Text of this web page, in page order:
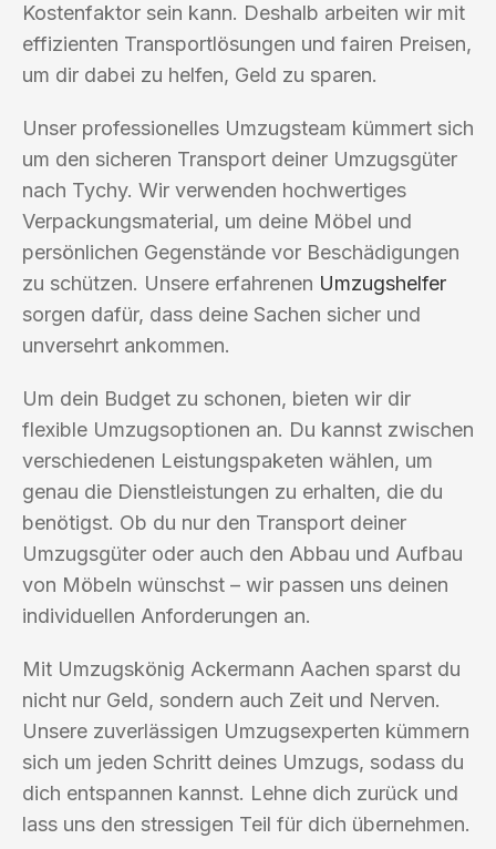
Kostenfaktor sein kann. Deshalb arbeiten wir mit
effizienten Transportlösungen und fairen Preisen,
um dir dabei zu helfen, Geld zu sparen.
Unser professionelles Umzugsteam kümmert sich
um den sicheren Transport deiner Umzugsgüter
nach Tychy. Wir verwenden hochwertiges
Verpackungsmaterial, um deine Möbel und
persönlichen Gegenstände vor Beschädigungen
zu schützen. Unsere erfahrenen Umzugshelfer
sorgen dafür, dass deine Sachen sicher und
unversehrt ankommen.
Um dein Budget zu schonen, bieten wir dir
flexible Umzugsoptionen an. Du kannst zwischen
verschiedenen Leistungspaketen wählen, um
genau die Dienstleistungen zu erhalten, die du
benötigst. Ob du nur den Transport deiner
Umzugsgüter oder auch den Abbau und Aufbau
von Möbeln wünschst – wir passen uns deinen
individuellen Anforderungen an.
Mit Umzugskönig Ackermann Aachen sparst du
nicht nur Geld, sondern auch Zeit und Nerven.
Unsere zuverlässigen Umzugsexperten kümmern
sich um jeden Schritt deines Umzugs, sodass du
dich entspannen kannst. Lehne dich zurück und
lass uns den stressigen Teil für dich übernehmen.